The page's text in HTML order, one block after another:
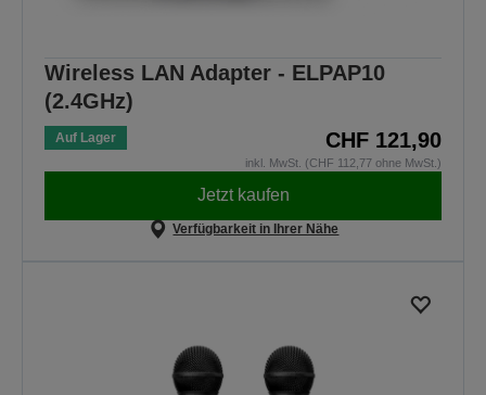
Wireless LAN Adapter - ELPAP10
(2.4GHz)
Auf Lager CHF 121,90
inkl. MwSt. (CHF 112,77 ohne MwSt.)
Jetzt kaufen
Verfügbarkeit in Ihrer Nähe